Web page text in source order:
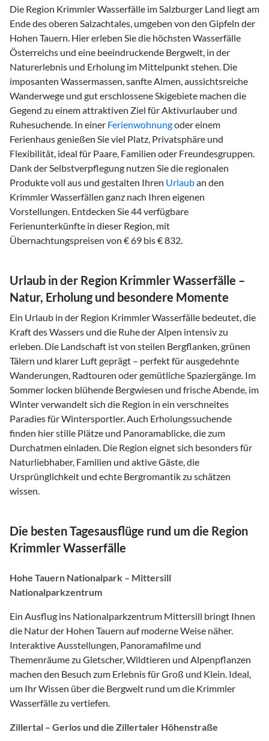
Die Region Krimmler Wasserfälle im Salzburger Land liegt am
Ende des oberen Salzachtales, umgeben von den Gipfeln der
Hohen Tauern. Hier erleben Sie die höchsten Wasserfälle
Österreichs und eine beeindruckende Bergwelt, in der
Naturerlebnis und Erholung im Mittelpunkt stehen. Die
imposanten Wassermassen, sanfte Almen, aussichtsreiche
Wanderwege und gut erschlossene Skigebiete machen die
Gegend zu einem attraktiven Ziel für Aktivurlauber und
Ruhesuchende. In einer Ferienwohnungoder einem
Ferienhaus genießen Sie viel Platz, Privatsphäre und
Flexibilität, ideal für Paare, Familien oder Freundesgruppen.
Dank der Selbstverpflegung nutzen Sie die regionalen
Produkte voll aus und gestalten Ihren Urlauban den
Krimmler Wasserfällen ganz nach Ihren eigenen
Vorstellungen. Entdecken Sie 44 verfügbare
Ferienunterkünfte in dieser Region, mit
Übernachtungspreisen von € 69 bis € 832.
Urlaub in der Region Krimmler Wasserfälle –
Natur, Erholung und besondere Momente
Ein Urlaub in der Region Krimmler Wasserfälle bedeutet, die
Kraft des Wassers und die Ruhe der Alpen intensiv zu
erleben. Die Landschaft ist von steilen Bergflanken, grünen
Tälern und klarer Luft geprägt – perfekt für ausgedehnte
Wanderungen, Radtouren oder gemütliche Spaziergänge. Im
Sommer locken blühende Bergwiesen und frische Abende, im
Winter verwandelt sich die Region in ein verschneites
Paradies für Wintersportler. Auch Erholungssuchende
finden hier stille Plätze und Panoramablicke, die zum
Durchatmen einladen. Die Region eignet sich besonders für
Naturliebhaber, Familien und aktive Gäste, die
Ursprünglichkeit und echte Bergromantik zu schätzen
wissen.
Die besten Tagesausflüge rund um die Region
Krimmler Wasserfälle
Hohe Tauern Nationalpark – Mittersill
Nationalparkzentrum
Ein Ausflug ins Nationalparkzentrum Mittersill bringt Ihnen
die Natur der Hohen Tauern auf moderne Weise näher.
Interaktive Ausstellungen, Panoramafilme und
Themenräume zu Gletscher, Wildtieren und Alpenpflanzen
machen den Besuch zum Erlebnis für Groß und Klein. Ideal,
um Ihr Wissen über die Bergwelt rund um die Krimmler
Wasserfälle zu vertiefen.
Zillertal – Gerlos und die Zillertaler Höhenstraße